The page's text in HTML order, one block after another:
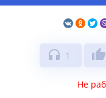
headphones 1 thumb_up
Не